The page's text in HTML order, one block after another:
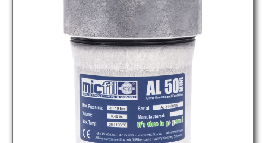
MICFIL AL50 MINI